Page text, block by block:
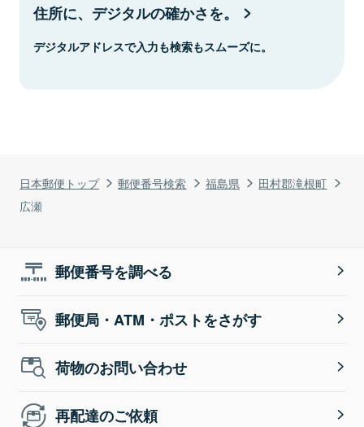
日本郵便トップ 郵便番号検索 福島県
田村郡滝根町
広瀬
住所に、デジタルの確かさを。
デジタルアドレスで入力も検索もスムーズに。
郵便番号を調べる
郵便局・ATM・ポストをさがす
荷物のお問い合わせ
再配達のご依頼